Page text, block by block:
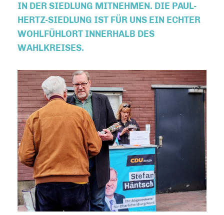
IN DER SIEDLUNG MITNEHMEN. DIE PAUL-
HERTZ-SIEDLUNG IST FÜR UNS EIN ECHTER
WOHLFÜHLORT INNERHALB DES
WAHLKREISES.